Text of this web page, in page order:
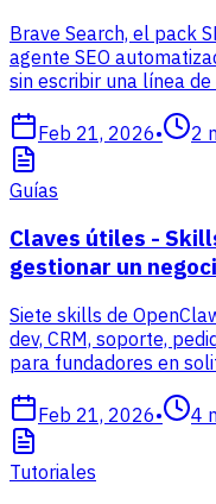
Brave Search, el pack
agente SEO
sin escribir una línea de
Feb 21, 2026• 2
Guías
Claves útiles -
gestionar un
Siete skills de
dev, CRM, soporte,
para fundadores en
Feb 21, 2026• 4
Tutoriales